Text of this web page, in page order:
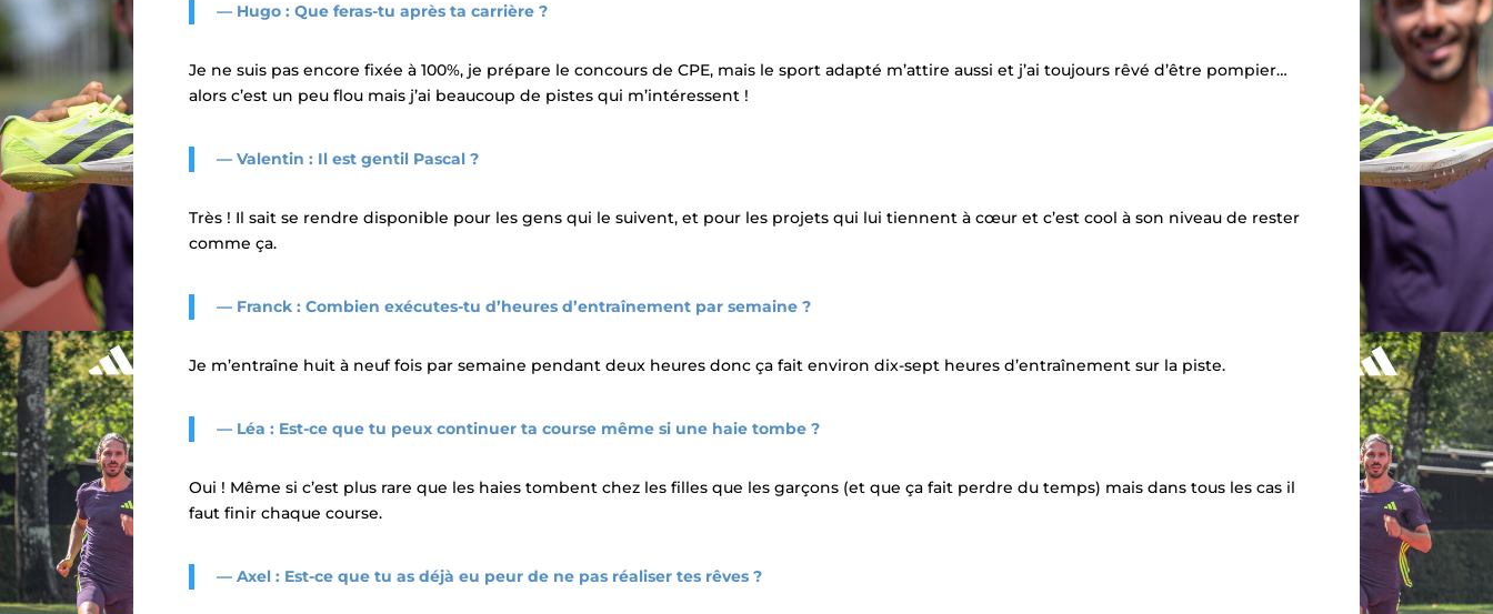
— Hugo : Que feras-tu après ta carrière ?
Je ne suis pas encore fixée à 100%, je prépare le concours de CPE, mais le sport adapté m’attire aussi et j’ai toujours rêvé d’être pompier…
alors c’est un peu flou mais j’ai beaucoup de pistes qui m’intéressent !
— Valentin : Il est gentil Pascal ?
Très ! Il sait se rendre disponible pour les gens qui le suivent, et pour les projets qui lui tiennent à cœur et c’est cool à son niveau de rester
comme ça.
— Franck : Combien exécutes-tu d’heures d’entraînement par semaine ?
Je m’entraîne huit à neuf fois par semaine pendant deux heures donc ça fait environ dix-sept heures d’entraînement sur la piste.
— Léa : Est-ce que tu peux continuer ta course même si une haie tombe ?
Oui ! Même si c’est plus rare que les haies tombent chez les filles que les garçons (et que ça fait perdre du temps) mais dans tous les cas il
faut finir chaque course.
— Axel : Est-ce que tu as déjà eu peur de ne pas réaliser tes rêves ?